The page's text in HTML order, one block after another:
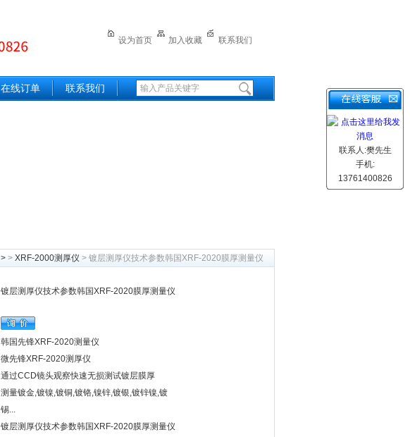
设为首页 加入收藏 联系我们
在线订单 联系我们
> > XRF-2000测厚仪 > 镀层测厚仪技术参数韩国XRF-2020膜厚测量仪
镀层测厚仪技术参数韩国XRF-2020膜厚测量仪
韩国先锋XRF-2020测量仪
微先锋XRF-2020测厚仪
通过CCD镜头观察快速无损测试镀层膜厚
测量镀金,镀镍,镀铜,镀铬,镍锌,镀银,镀锌镍,镀
锡...
镀层测厚仪技术参数韩国XRF-2020膜厚测量仪
联系人:樊先生
手机:
13761400826